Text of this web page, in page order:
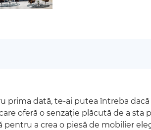
dată, te-ai putea întreba
oferă o senzație plăcută de a
pentru a crea o piesă de mobilier